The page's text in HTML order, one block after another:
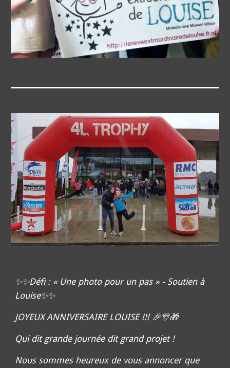
✨✨Défi : « Une photo pour un pas » - Soutien à
Louise✨✨
JOYEUX ANNIVERSAIRE LOUISE !!! 🎉🎊🎁
Qui dit grande journée dit grand projet !
Nous sommes heureux de vous annoncer que